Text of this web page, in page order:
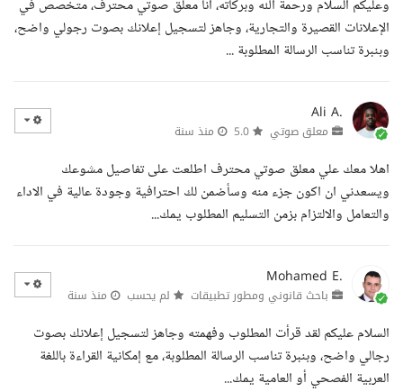
وعليكم السلام ورحمة الله وبركاته، أنا معلق صوتي محترف، متخصص في
الإعلانات القصيرة والتجارية، وجاهز لتسجيل إعلانك بصوت رجولي واضح،
وبنبرة تناسب الرسالة المطلوبة ...
Ali A.
معلق صوتي منذ سنة
اهلا معك علي معلق صوتي محترف اطلعت على تفاصيل مشوعك
ويسعدني ان اكون جزء منه وسأضمن لك احترافية وجودة عالية في الاداء
والتعامل والالتزام بزمن التسليم المطلوب يمك...
Mohamed E.
باحث قانوني ومطور تطبيقات لم يحسب منذ سنة
السلام عليكم لقد قرأت المطلوب وفهمته وجاهز لتسجيل إعلانك بصوت
رجالي واضح، وبنبرة تناسب الرسالة المطلوبة، مع إمكانية القراءة باللغة
العربية الفصحي أو العامية يمك...